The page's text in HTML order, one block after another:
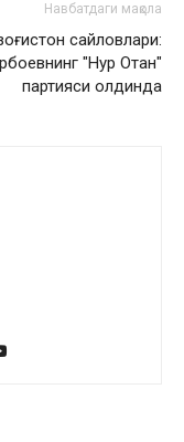
Навбатдаги мақола
сайловлари:
"Нур Отан"
партияси олдинда